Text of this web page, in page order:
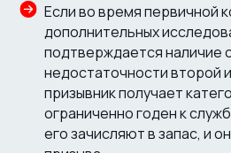
Если во время первичной
дополнительных
подтверждается наличие
недостаточности второй
призывник получает
ограниченно годен к
его зачисляют в запас, и